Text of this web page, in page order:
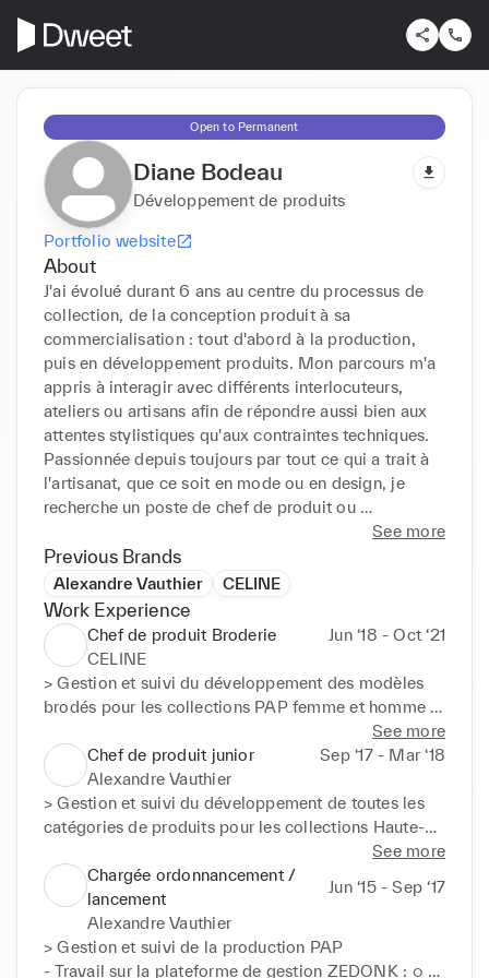
Open to Permanent
Diane Bodeau
Développement de produits
Portfolio website
About
J'ai évolué durant 6 ans au centre du processus de
collection, de la conception produit à sa
commercialisation : tout d'abord à la production,
puis en développement produits. Mon parcours m'a
appris à interagir avec différents interlocuteurs,
ateliers ou artisans afin de répondre aussi bien aux
attentes stylistiques qu'aux contraintes techniques.
Passionnée depuis toujours par tout ce qui a trait à
l'artisanat, que ce soit en mode ou en design, je
recherche un poste de chef de produit ou
coordinatrice développement dans le secteur de la
mode ou bien dans l'univers maison / décoration.
See more
Previous Brands
Alexandre Vauthier CELINE
Work Experience
Chef de produit Broderie
Jun ‘18 - Oct ‘21
CELINE
> Gestion et suivi du développement des modèles
brodés pour les collections PAP femme et homme
ainsi que des composants brodés ○ Mise en place et
suivi du plan de collection ○ Lancement des
prototypes et tests ○ Coordination stylistes / CDP /
atelier / brodeurs ○ Supervision des livraisons
prototypes ○ Contrôle qualité avec les designers de
l'équipe ○ Sourcing et achat composants broderies
○ Codification CLIP des composants brodés ○
Pricing en fonction des targets ○ Développements
d'options pour la production ○ Passation production
et qualité ○ Aide au storytelling des supports de
vente et presse ○ Mise en place de l'archivage
See more
Chef de produit junior
Sep ‘17 - Mar ‘18
Alexandre Vauthier
> Gestion et suivi du développement de toutes les
catégories de produits pour les collections Haute-
Couture et PAP ○ Coordination entre l'atelier et le
studio ○ Mise au point des fiches nomenclatures ○
Suivi et mis à jour du plan de collection ○
Recherches et développement matières premières /
coloris ○ Lancement de prototypage en usine ○
Saisi et contrôle des fiches techniques pour les
See more
Chargée ordonnancement /
lancement
Jun ‘15 - Sep ‘17
Alexandre Vauthier
> Gestion et suivi de la production PAP
- Travail sur la plateforme de gestion ZEDONK : ○